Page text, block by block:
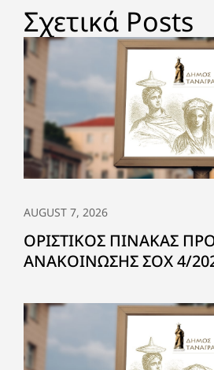
Σχετικά Posts
AUGUST 7, 2026
ΟΡΙΣΤΙΚΟΣ ΠΙΝΑΚΑΣ
ΑΝΑΚΟΙΝΩΣΗΣ ΣΟΧ 4/